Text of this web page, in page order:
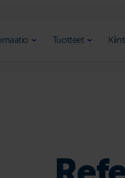
Tuotteet